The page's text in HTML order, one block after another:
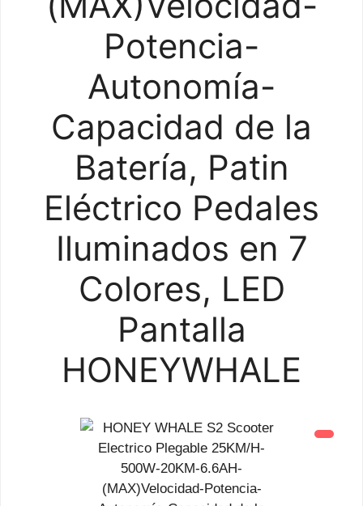
Potencia-
Autonomía-
Capacidad de la
Batería, Patin
Eléctrico Pedales
Iluminados en 7
Colores, LED
Pantalla
HONEYWHALE